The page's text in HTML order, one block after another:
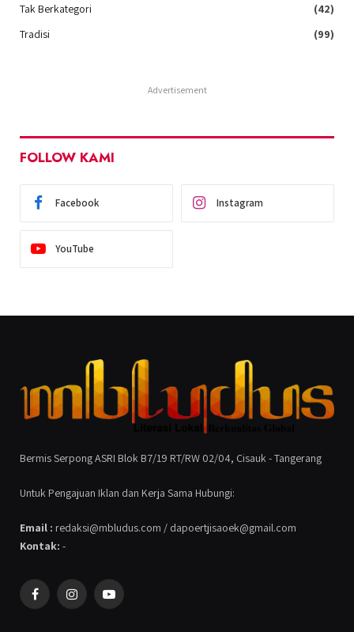
Tak Berkategori
(42)
Tradisi
(99)
Advertisement
FOLLOW KAMI
Facebook Instagram
YouTube
Bermis Serpong ASRI Blok B7/19 RT/RW 02/04, Cisauk - Tangerang
Untuk Pengajuan Iklan dan Kerja Sama Hubungi:
Email : redaksi@mbludus.com / dapoertjisaoek@gmail.com
Kontak: -
FacebookInstagramYouTube